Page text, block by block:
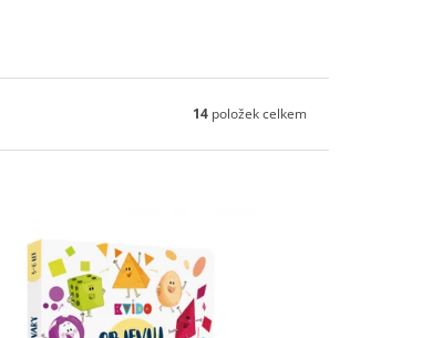
14 položek celkem